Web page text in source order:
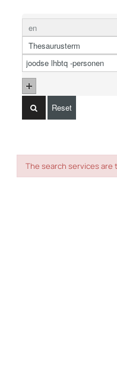
Reset
The search services are